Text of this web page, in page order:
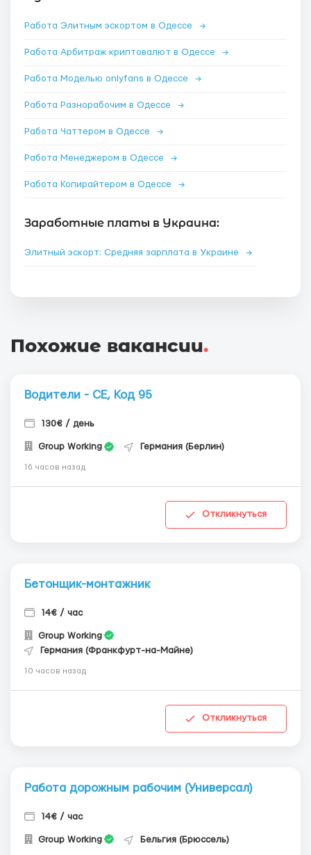
Работа Элитным эскортом в Одессе →
Работа Арбитраж криптовалют в Одессе →
Работа Моделью onlyfans в Одессе →
Работа Разнорабочим в Одессе →
Работа Чаттером в Одессе →
Работа Менеджером в Одессе →
Работа Копирайтером в Одессе →
Заработные платы в Украина:
Элитный эскорт: Средняя зарплата в Украине →
Похожие вакансии.
Водители - СЕ, Код 95
130€ / день
Group Working Германия (Берлин)
16 часов назад
Откликнуться
Бетонщик-монтажник
14€ / час
Group Working
Германия (Франкфурт-на-Майне)
10 часов назад
Откликнуться
Работа дорожным рабочим (Универсал)
14€ / час
Group Working Бельгия (Брюссель)